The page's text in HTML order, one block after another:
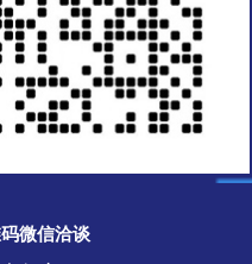
微信洽谈